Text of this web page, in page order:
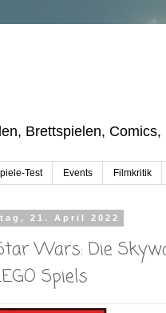
Brettspielen,
Test Events Filmkritik
21. April 2022
Wars: Die
Spiels